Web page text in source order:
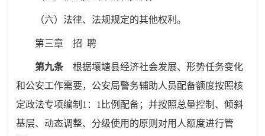
（六）法律、法规规定的其他权利。
第三章 招 聘
第九条 根据壤塘县经济社会发展、形势任务变化
和公安工作需要， 公安局警务辅助人员配备额度按照核
定政法专项编制 1 ： 1 比例配备；并按照总量控制、倾斜
基层、动态调整、分级使用的原则对用人额度进行管